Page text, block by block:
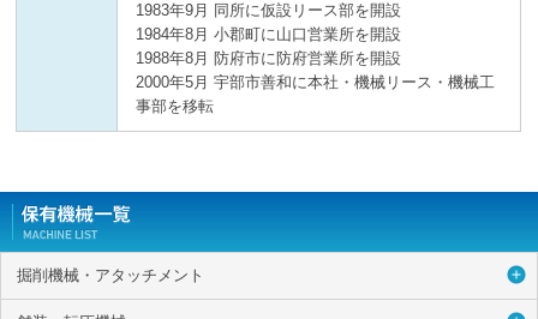
1983年9月 同所に仮設リース部を開設
1984年8月 小郡町に山口営業所を開設
1988年8月 防府市に防府営業所を開設
2000年5月 宇部市善和に本社・機械リース・機械工
事部を移転
掘削機械・アタッチメント